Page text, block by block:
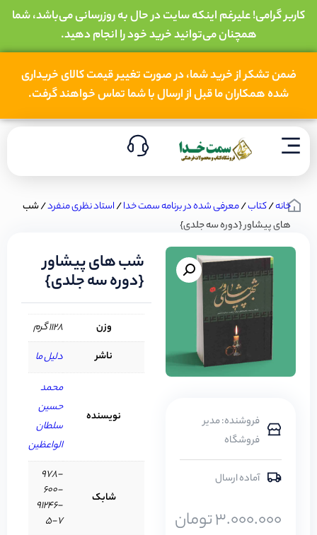
کاربر گرامی! علیرغم اینکه سایت در حال به روزرسانی می‌باشد، شما
همچنان می‌توانید خرید خود را انجام دهید.
ضمن تشکر از خرید شما، در صورت تغییر قیمت کالای خریداری
شده همکاران ما قبل از ارسال با شما تماس خواهند گرفت.
خانه/کتاب/معرفی شده در برنامه سمت خدا/استاد نظری منفرد/ شب
های پیشاور {دوره سه جلدی}
فروشنده: مدیر
فروشگاه
آماده ارسال
3.000.000تومان
شب های پیشاور
{دوره سه جلدی}
وزن
1128 گرم
ناشر
دلیل ما
نویسنده
محمد
حسین
سلطان
الواعظین
شابک
978-
600-
91246-
5-7